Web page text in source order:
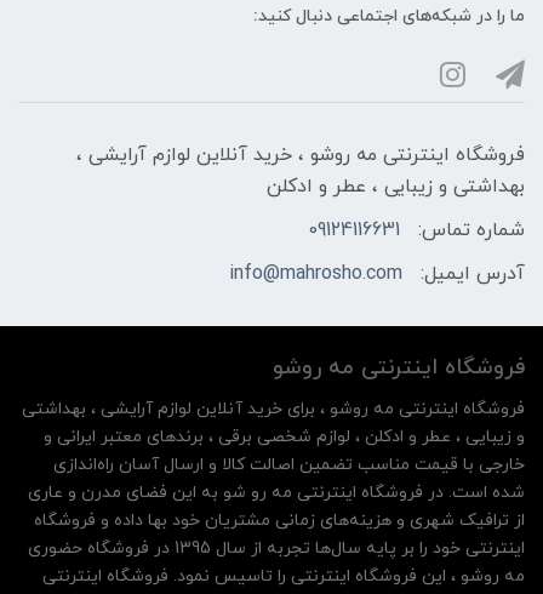
ما را در شبکه‌های اجتماعی دنبال کنید:
فروشگاه اینترنتی مه‌ رو‌شو ، خرید آنلاین لوازم آرایشی ،
بهداشتی و زیبایی ، عطر و ادکلن
شماره تماس:
09124116631
آدرس ایمیل:
info@mahrosho.com
فروشگاه اینترنتی مه‌ رو‌شو
فروشگاه اینترنتی مه‌ رو‌شو ، برای خرید آنلاین لوازم آرایشی ، بهداشتی
و زیبایی ، عطر و ادکلن ، لوازم شخصی برقی ، برندهای معتبر ایرانی و
خارجی با قیمت مناسب تضمین اصالت کالا و ارسال آسان راه‌اندازی
شده است. در فروشگاه اینترنتی مه رو شو به این فضای مدرن و عاری
از ترافیک شهری و هزینه‌های زمانی مشتریان خود بها داده و فروشگاه
اینترنتی خود را بر پایه سال‌ها تجربه از سال 1395 در فروشگاه حضوری
مه روشو ، این فروشگاه اینترنتی را تاسیس نمود. فروشگاه اینترنتی